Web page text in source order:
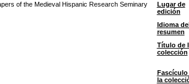
of the Medieval Hispanic Research Seminary
Lugar de
edición
Idioma
resumen
Título de
colección
Fascículo
la